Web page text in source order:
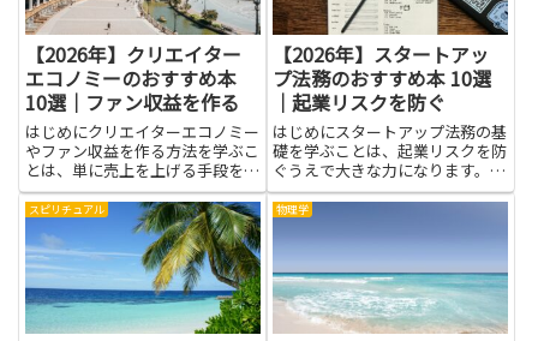
【2026年】クリエイター
エコノミーのおすすめ本
10選｜ファン収益を作る
はじめにクリエイターエコノミー
やファン収益を作る方法を学ぶこ
とは、単に売上を上げる手段を知
る以上の価値があります。読書を
通じて、仕組みや成功事例、失敗
からの学びを得られれば、自分の
コンテンツやファンとの関係をど
う育てるかが見えてきます。プ
ラ...
【2026年】スタートアッ
プ法務のおすすめ本 10選
｜起業リスクを防ぐ
はじめにスタートアップ法務の基
礎を学ぶことは、起業リスクを防
ぐうえで大きな力になります。契
約書や株主構成、知的財産、労
務、資金調達に関する基本的な知
に発見し、適切な対応を検討しや
使...
スピリチュアル 物理学